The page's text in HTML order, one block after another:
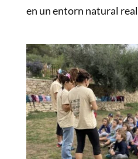
en un entorn natural